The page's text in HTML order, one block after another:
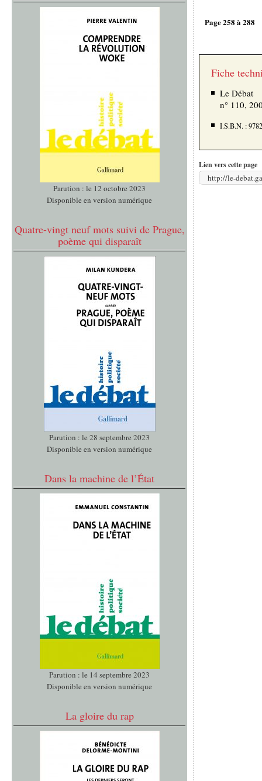
Parution : le 12 octobre 2023
Disponible en version numérique
Quatre-vingt neuf mots suivi de Prague,
poème qui disparaît
Parution : le 28 septembre 2023
Disponible en version numérique
Dans la machine de l’État
Parution : le 14 septembre 2023
Disponible en version numérique
La gloire du rap
Page 258 à 288
Fiche
Le Débat
n° 110,
I.S.B.N. :
Lien vers cette page
http://le-